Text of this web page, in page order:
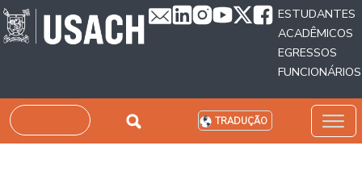
Passar para o conteúdo principal
ESTUDANTES
ACADÊMICOS
EGRESSOS
FUNCIONÁRIOS
Pesquisar TRADUÇÃO